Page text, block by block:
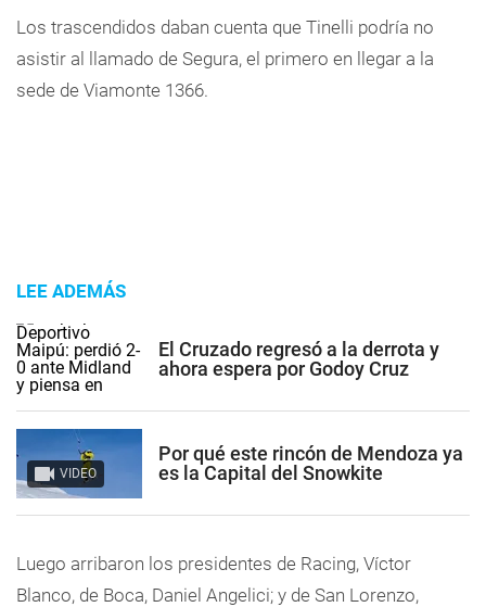
Los trascendidos daban cuenta que Tinelli podría no
asistir al llamado de Segura, el primero en llegar a la
sede de Viamonte 1366.
LEE ADEMÁS
El Cruzado regresó a la derrota y
ahora espera por Godoy Cruz
VIDEO
Por qué este rincón de Mendoza ya
es la Capital del Snowkite
Luego arribaron los presidentes de Racing, Víctor
Blanco, de Boca, Daniel Angelici; y de San Lorenzo,